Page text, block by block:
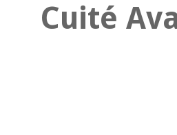
Cuité